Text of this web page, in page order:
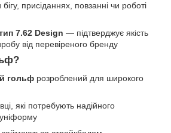
присіданнях, повзанні чи роботі
7.62 Design — підтверджує якість
від перевіреного бренду
гольф розроблений для широкого
які потребують надійного